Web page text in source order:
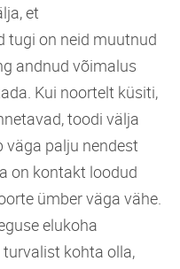
et
tugi on neid muutnud
andnud võimalus
Kui noortelt küsiti,
toodi välja
väga palju nendest
on kontakt loodud
ümber väga vähe.
elukoha
kohta olla,